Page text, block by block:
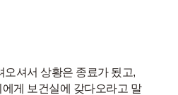
오셔서 상황은 종료가 됬고,
게 보건실에 갖다오라고 말